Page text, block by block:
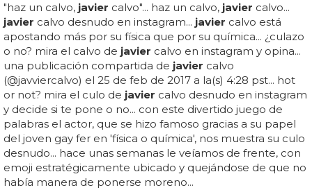
"haz un calvo, javier calvo"... haz un calvo, javier calvo...
javier calvo desnudo en instagram... javier calvo está
apostando más por su física que por su química... ¿culazo
o no? mira el calvo de javier calvo en instagram y opina...
una publicación compartida de javier calvo
(@javviercalvo) el 25 de feb de 2017 a la(s) 4:28 pst... hot
or not? mira el culo de javier calvo desnudo en instagram
y decide si te pone o no... con este divertido juego de
palabras el actor, que se hizo famoso gracias a su papel
del joven gay fer en 'física o química', nos muestra su culo
desnudo... hace unas semanas le veíamos de frente, con
emoji estratégicamente ubicado y quejándose de que no
había manera de ponerse moreno...